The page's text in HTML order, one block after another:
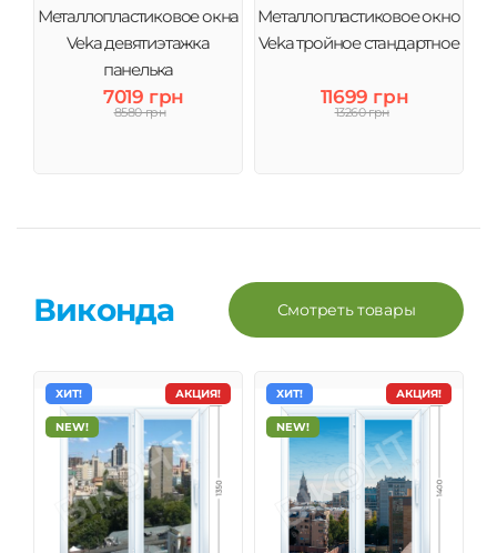
Металлопластиковое окна
Veka девятиэтажка
панелька
7019 грн
8580 грн
Металлопластиковое окно
Veka тройное стандартное
11699 грн
13260 грн
Виконда Смотреть товары
АКЦИЯ!
ХИТ!
NEW!
АКЦИЯ!
ХИТ!
NEW!